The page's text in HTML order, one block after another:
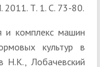
Т. 1. С. 73-80.
и комплекс машин
культур в
Н.К., Лобачевский